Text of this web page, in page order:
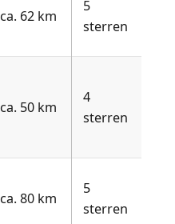
ca. 62 km
5
sterren
ca. 50 km
4
sterren
ca. 80 km
5
sterren